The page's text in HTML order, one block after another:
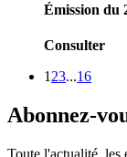
Émission du
Consulter
1 23...16
Abonnez-
Toute l'actualité, les